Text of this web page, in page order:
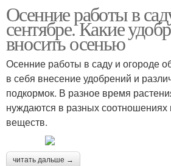
Осенние работы в
сентябре. Какие
вносить осенью
Осенние работы в саду и огороде
в себя внесение удобрений и
подкормок. В разное время
нуждаются в разных соотношениях
веществ.
читать дальше →